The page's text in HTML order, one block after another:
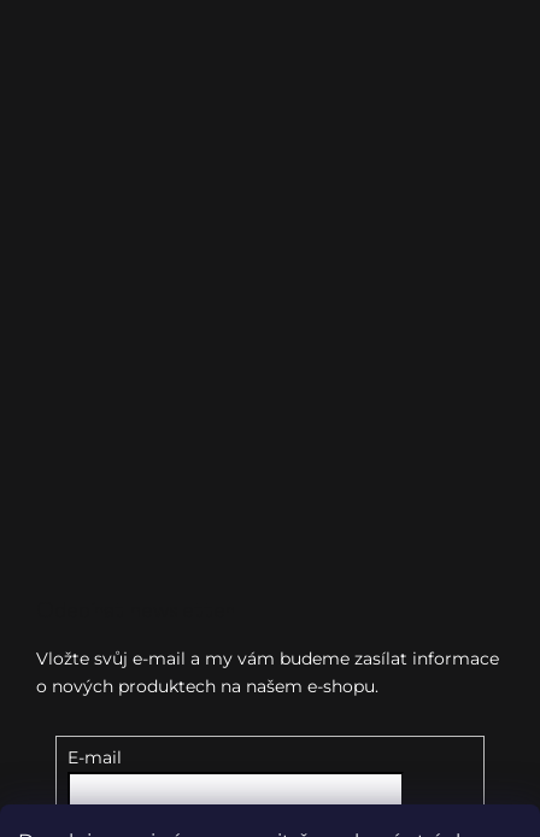
Vložte svůj e-mail a my vám budeme zasílat informace
o nových produktech na našem e-shopu.
E-mail